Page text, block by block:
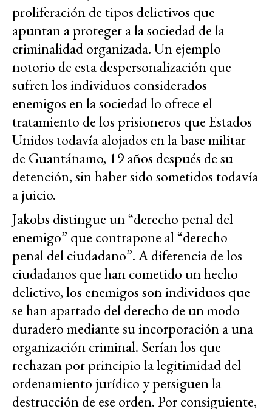
proliferación de tipos delictivos que
apuntan a proteger a la sociedad de la
criminalidad organizada. Un ejemplo
notorio de esta despersonalización que
sufren los individuos considerados
enemigos en la sociedad lo ofrece el
tratamiento de los prisioneros que Estados
Unidos todavía alojados en la base militar
de Guantánamo, 19 años después de su
detención, sin haber sido sometidos todavía
a juicio.
Jakobs distingue un “derecho penal del
enemigo” que contrapone al “derecho
penal del ciudadano”. A diferencia de los
ciudadanos que han cometido un hecho
delictivo, los enemigos son individuos que
se han apartado del derecho de un modo
duradero mediante su incorporación a una
organización criminal. Serían los que
rechazan por principio la legitimidad del
ordenamiento jurídico y persiguen la
destrucción de ese orden. Por consiguiente,